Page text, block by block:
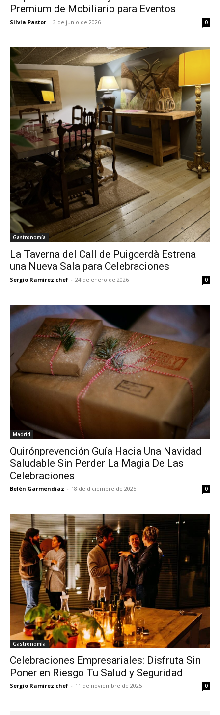
Premium de Mobiliario para Eventos
Silvia Pastor - 2 de junio de 2026 0
Gastronomía
La Taverna del Call de Puigcerdà Estrena
una Nueva Sala para Celebraciones
Sergio Ramirez chef - 24 de enero de 2026 0
Madrid
Quirónprevención Guía Hacia Una Navidad
Saludable Sin Perder La Magia De Las
Celebraciones
Belén Garmendiaz - 18 de diciembre de 2025 0
Gastronomía
Celebraciones Empresariales: Disfruta Sin
Poner en Riesgo Tu Salud y Seguridad
Sergio Ramirez chef - 11 de noviembre de 2025 0